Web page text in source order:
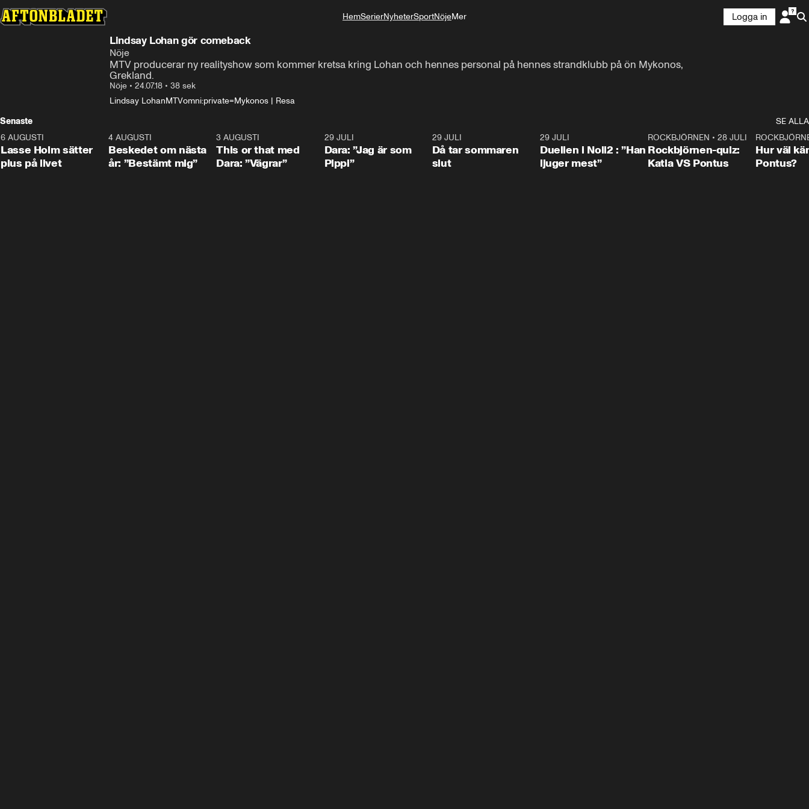
HemSerierNyheterSportNöjeMer
Logga in
Lindsay Lohan gör comeback
Nöje
MTV producerar ny realityshow som kommer kretsa kring Lohan och hennes personal på hennes strandklubb på ön Mykonos,
Grekland.
Nöje • 24.07.18 • 38 sek
Lindsay LohanMTVomni:private=Mykonos | Resa
Senaste
SE ALLA
1:04
6 AUGUSTI
Lasse Holm sätter
plus på livet
0:24
4 AUGUSTI
Beskedet om nästa
år: ”Bestämt mig”
3 AUGUSTI
This or that med
Dara: ”Vägrar”
29 JULI
Dara: ”Jag är som
Pippi”
29 JULI
Då tar sommaren
slut
29 JULI
Duellen i Noll2 : ”Han
ljuger mest”
0:15
ROCKBJÖRNEN •28 JULI
Rockbjörnen-quiz:
Katia VS Pontus
Hur väl
Pontus?